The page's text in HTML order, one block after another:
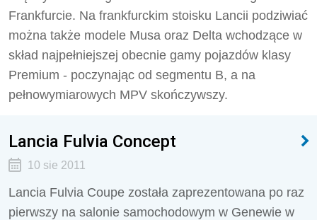
Frankfurcie. Na frankfurckim stoisku Lancii podziwiać
można także modele Musa oraz Delta wchodzące w
skład najpełniejszej obecnie gamy pojazdów klasy
Premium - poczynając od segmentu B, a na
pełnowymiarowych MPV skończywszy.
Lancia Fulvia Concept
10 sie 2011
Lancia Fulvia Coupe została zaprezentowana po raz
pierwszy na salonie samochodowym w Genewie w